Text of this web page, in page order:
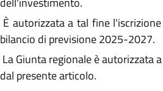
È autorizzata a tal fine
bilancio di previsione 2025-2027.
La Giunta regionale è autorizzata
dal presente articolo.